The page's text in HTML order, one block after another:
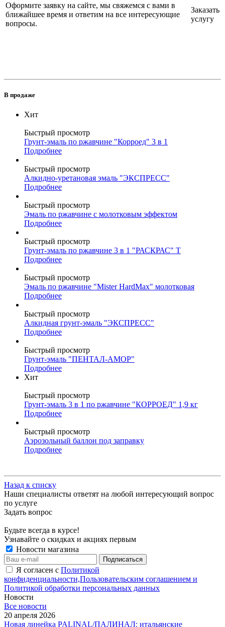
Оформите заявку на сайте, мы свяжемся с вами в
ближайшее время и ответим на все интересующие
вопросы.
Заказать
услугу
В продаже
Хит
Быстрый просмотр
Грунт-эмаль по ржавчине "Корроед" 3 в 1
Подробнее
Быстрый просмотр
Алкидно-уретановая эмаль "ЭКСПРЕСС"
Подробнее
Быстрый просмотр
Эмаль по ржавчине с молотковым эффектом
Подробнее
Быстрый просмотр
Грунт-эмаль по ржавчине 3 в 1 "РАСКРАС" Т
Подробнее
Быстрый просмотр
Эмаль по ржавчине "Mister HardMax" молотковая
Подробнее
Быстрый просмотр
Алкидная грунт-эмаль "ЭКСПРЕСС"
Подробнее
Быстрый просмотр
Грунт-эмаль "ПЕНТАЛ-АМОР"
Подробнее
Хит
Быстрый просмотр
Грунт-эмаль 3 в 1 по ржавчине "КОРРОЕД" 1,9 кг
Подробнее
Быстрый просмотр
Аэрозольный баллон под заправку
Подробнее
Назад к списку
Наши специалисты ответят на любой интересующий вопрос
по услуге
Задать вопрос
Будьте всегда в курсе!
Узнавайте о скидках и акциях первым
Новости магазина
Я согласен с Политикой
конфиденциальности,Пользовательским соглашением и
Политикой обработки персональных данных
Новости
Все новости
20 апреля 2026
Новая линейка PALINAL/ПАЛИНАЛ: итальянские